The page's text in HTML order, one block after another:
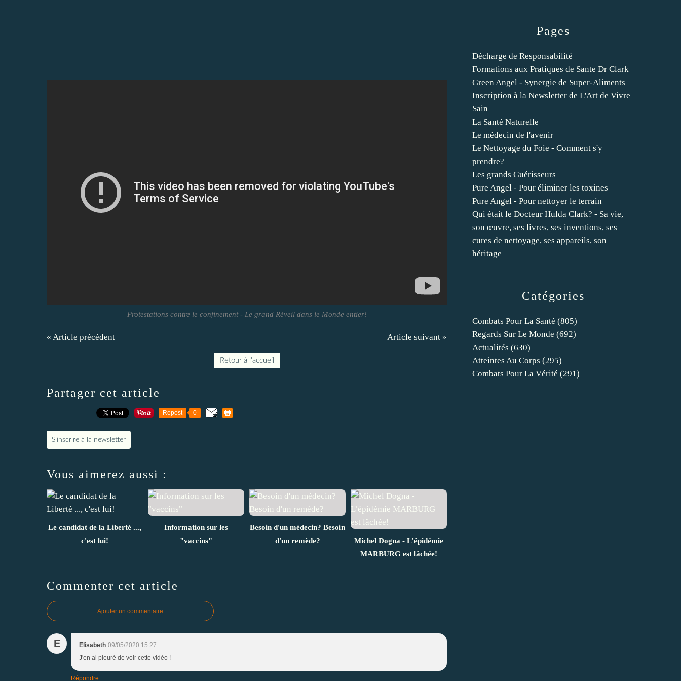
Protestations contre le confinement - Le grand Réveil dans le Monde entier!
« Article précédent Article suivant »
Retour à l'accueil
Partager cet article
Repost 0
S'inscrire à la newsletter
Vous aimerez aussi :
Le candidat de la Liberté ...,
c'est lui!
Information sur les
"vaccins"
Besoin d'un médecin? Besoin
d'un remède?
Michel Dogna - L’épidémie
MARBURG est lâchée!
Commenter cet article
Ajouter un commentaire
E Elisabeth 09/05/2020 15:27
J'en ai pleuré de voir cette vidéo !
Répondre
Catégories
Combats Pour La Santé (805)
Regards Sur Le Monde (692)
Actualités (630)
Atteintes Au Corps (295)
Combats Pour La Vérité (291)
Pages
Décharge de Responsabilité
Formations aux Pratiques de Sante Dr Clark
Green Angel - Synergie de Super-Aliments
Inscription à la Newsletter de L'Art de Vivre
Sain
La Santé Naturelle
Le médecin de l'avenir
Le Nettoyage du Foie - Comment s'y
prendre?
Les grands Guérisseurs
Pure Angel - Pour éliminer les toxines
Pure Angel - Pour nettoyer le terrain
Qui était le Docteur Hulda Clark? - Sa vie,
son œuvre, ses livres, ses inventions, ses
cures de nettoyage, ses appareils, son
héritage